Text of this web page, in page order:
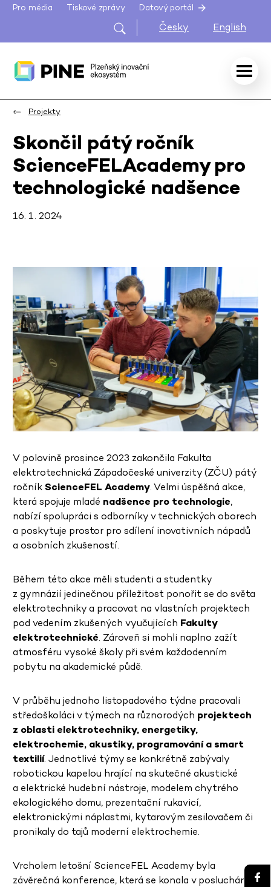
Pro média Tiskové zprávy Datový portál
Česky English
Projekty
Skončil pátý ročník
ScienceFELAcademy pro
technologické nadšence
16. 1. 2024
V polovině prosince 2023 zakončila Fakulta
elektrotechnická Západočeské univerzity (ZČU) pátý
ročníkScienceFEL Academy. Velmi úspěšná akce,
která spojuje mladé nadšence pro technologie,
nabízí spolupráci s odborníky v technických oborech
a poskytuje prostor pro sdílení inovativních nápadů
a osobních zkušeností.
Během této akce měli studenti a studentky
z gymnázií jedinečnou příležitost ponořit se do světa
elektrotechniky a pracovat na vlastních projektech
pod vedením zkušených vyučujících Fakulty
elektrotechnické. Zároveň si mohli naplno zažít
atmosféru vysoké školy při svém každodenním
pobytu na akademické půdě.
V průběhu jednoho listopadového týdne pracovali
středoškoláci v týmech na různorodých projektech
z oblasti elektrotechniky, energetiky,
elektrochemie, akustiky, programování a smart
textilií. Jednotlivé týmy se konkrétně zabývaly
robotickou kapelou hrající na skutečné akustické
a elektrické hudební nástroje, modelem chytrého
ekologického domu, prezentační rukavicí,
elektronickými náplastmi, kytarovým zesilovačem či
pronikaly do tajů moderní elektrochemie.
Vrcholem letošní ScienceFEL Academy byla
závěrečná konference, která se konala v posluchárně